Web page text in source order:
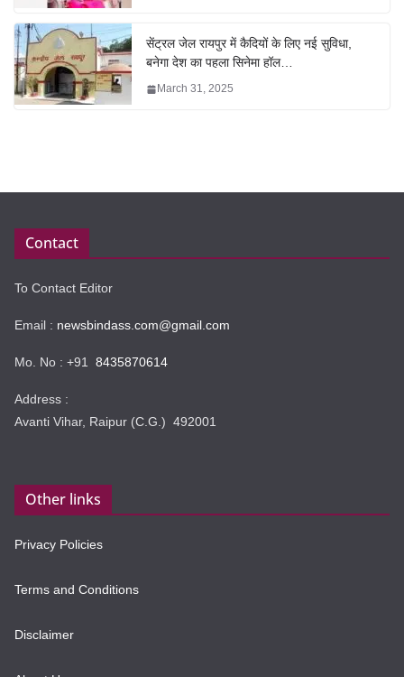
सेंट्रल जेल रायपुर में कैदियों के लिए नई सुविधा,
बनेगा देश का पहला सिनेमा हॉल…
March 31, 2025
Contact
To Contact Editor
Email : newsbindass.com@gmail.com
Mo. No : +91 8435870614
Address :
Avanti Vihar, Raipur (C.G.) 492001
Other links
Privacy Policies
Terms and Conditions
Disclaimer